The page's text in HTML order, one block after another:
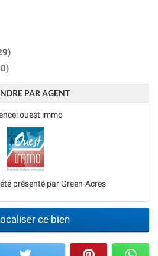
PAR AGENT
ouest immo
présenté par Green-Acres
ce bien